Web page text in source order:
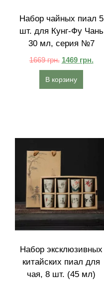
Набор чайных пиал 5
шт. для Кунг-Фу Чань
30 мл, серия №7
1669грн. 1469 грн.
В корзину
Набор эксклюзивных
китайских пиал для
чая, 8 шт. (45 мл)